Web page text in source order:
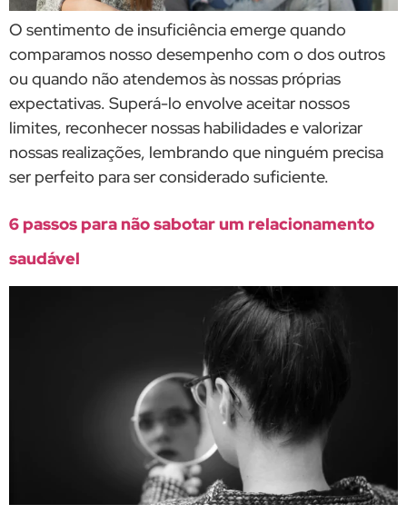
O sentimento de insuficiência emerge quando
comparamos nosso desempenho com o dos outros
ou quando não atendemos às nossas próprias
expectativas. Superá-lo envolve aceitar nossos
limites, reconhecer nossas habilidades e valorizar
nossas realizações, lembrando que ninguém precisa
ser perfeito para ser considerado suficiente.
6 passos para não sabotar um relacionamento
saudável